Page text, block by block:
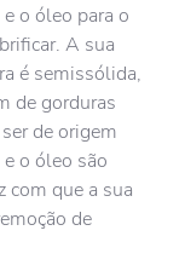
o óleo para o
A sua
é semissólida,
de gorduras
de origem
o óleo são
com que a sua
de